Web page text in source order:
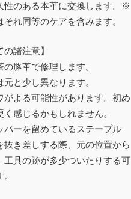
性のある本革に交換します。※
れ同等のケアを含みます。
の諸注意】
豚革で修理します。
と少し異なります。
よる可能性があります。初め
感じるかもしれません。
ーを留めているステープル
抜き差しする際、元の位置から
工具の跡が多少ついたりする可